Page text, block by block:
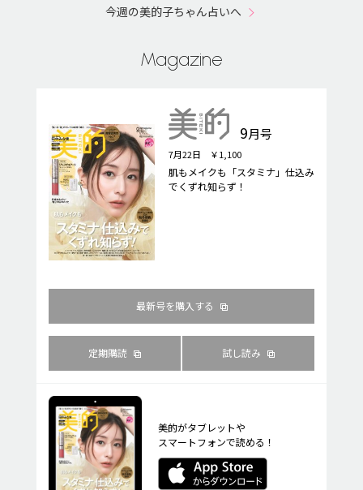
今週の美的子ちゃん占いへ
Magazine
9月号
7月22日 ￥1,100
肌もメイクも「スタミナ」仕込み
でくずれ知らず！
最新号を購入する
定期購読 試し読み
美的がタブレットや
スマートフォンで読める！